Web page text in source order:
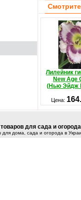
Лилейник
New Age
(Нью Эйдж
Цена:
товаров для сада и
для дома, сада и огорода в